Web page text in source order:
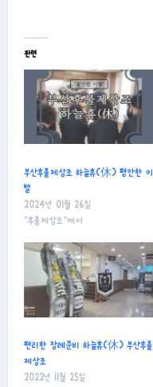
관련
부산후불제상조 하늘휴(休) 평안한 이
별
2024년 01월 26일
"후불제상조"에서
편리한 장례준비 하늘휴(休) 부산후불
제상조
2022년 11월 25일